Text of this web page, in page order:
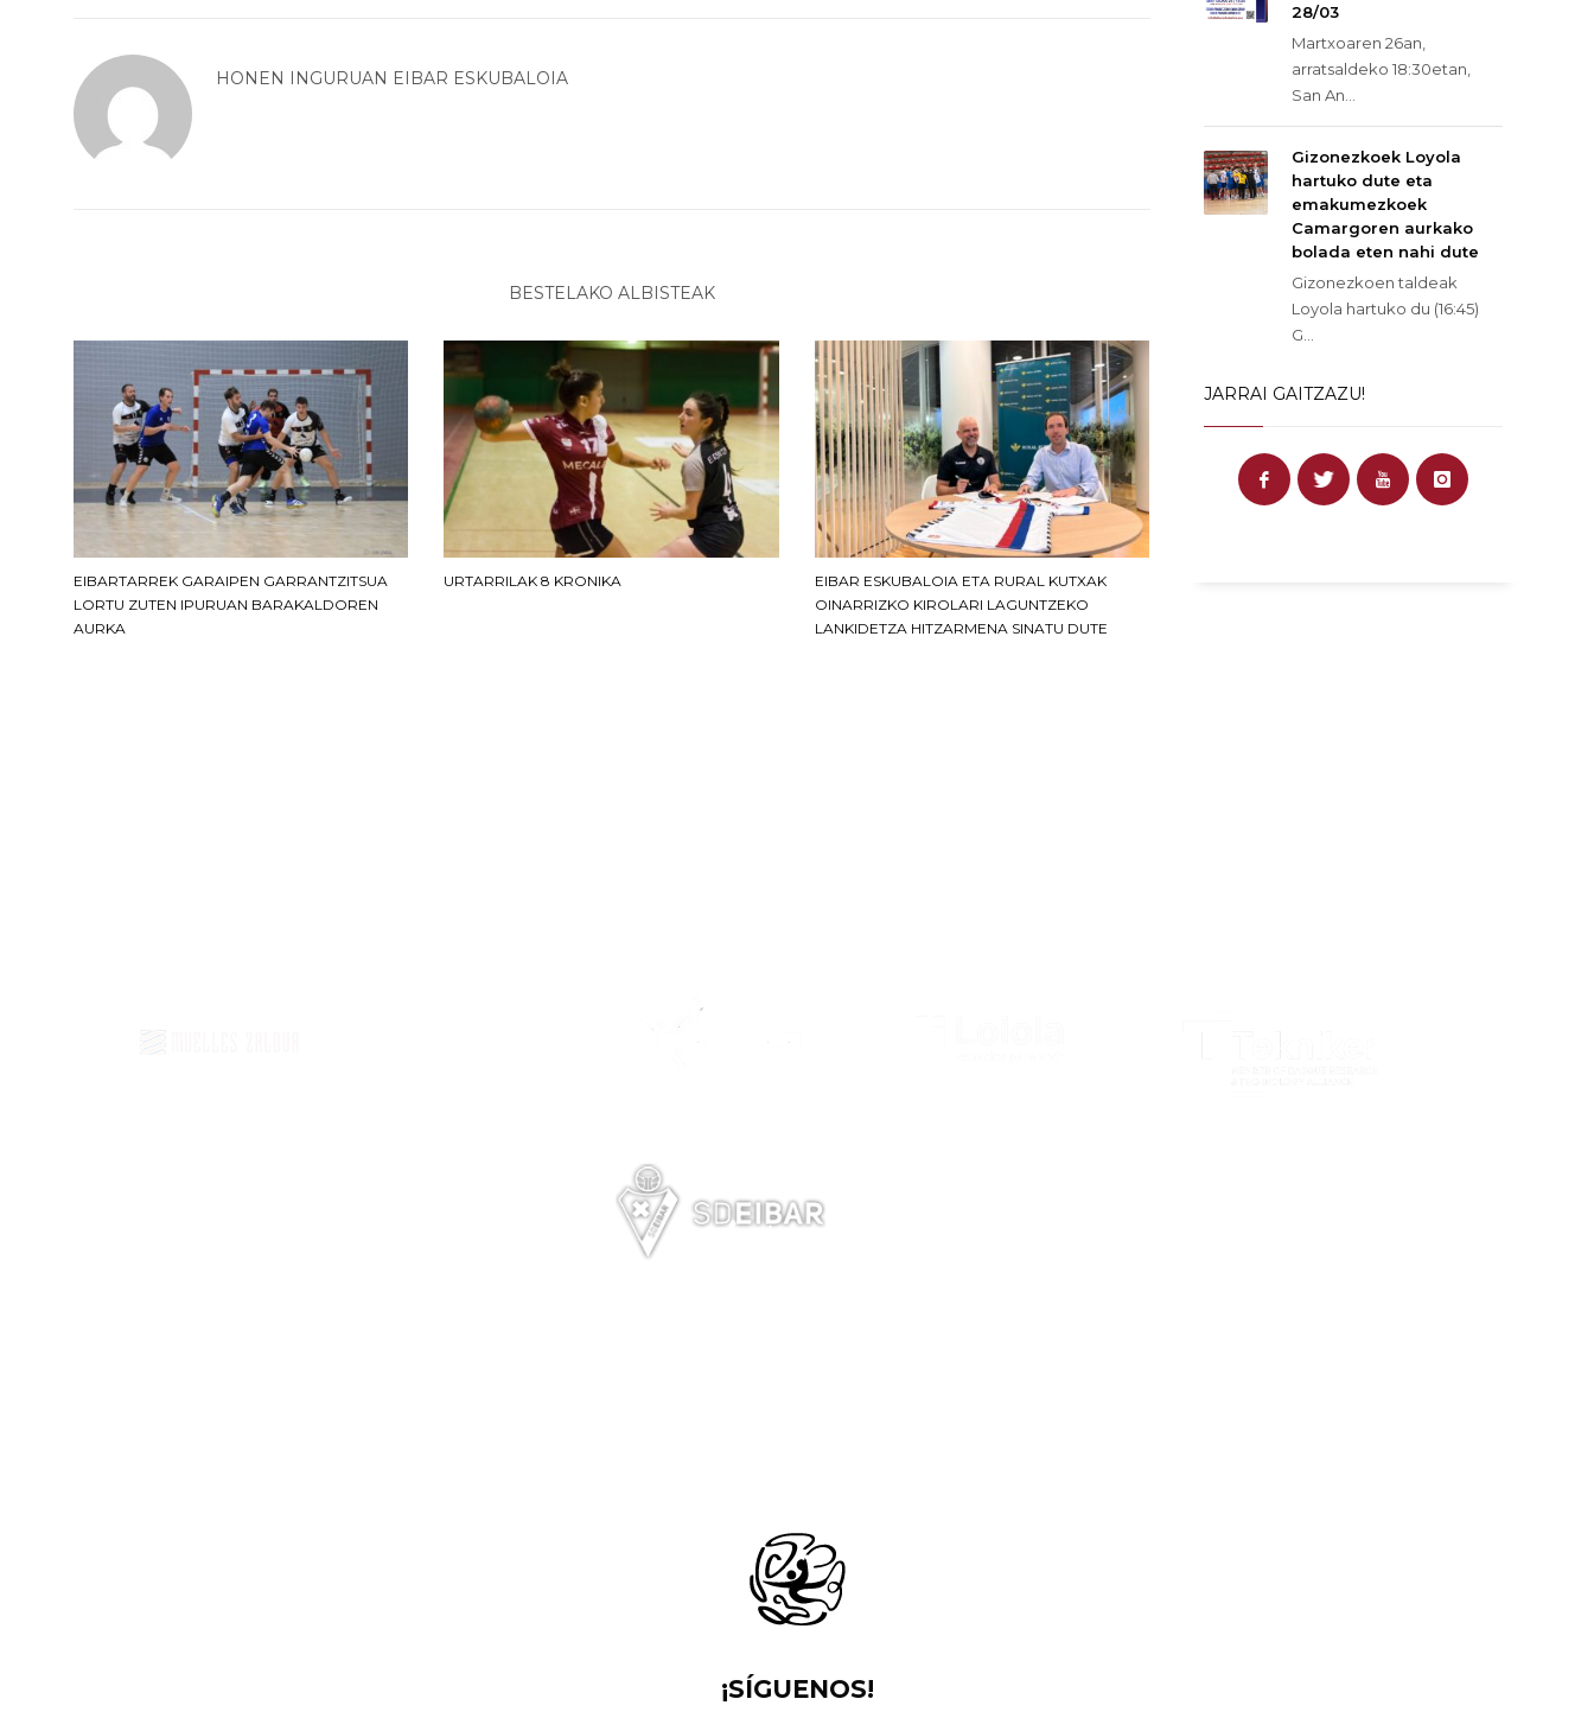
HONEN INGURUAN EIBAR ESKUBALOIA
BESTELAKO ALBISTEAK
EIBARTARREK GARAIPEN GARRANTZITSUA
LORTU ZUTEN IPURUAN BARAKALDOREN
AURKA
URTARRILAK 8 KRONIKA
EIBAR ESKUBALOIA ETA RURAL KUTXAK
OINARRIZKO KIROLARI LAGUNTZEKO
LANKIDETZA HITZARMENA SINATU DUTE
28/03
Martxoaren 26an,
arratsaldeko 18:30etan,
San An...
Gizonezkoek Loyola
hartuko dute eta
emakumezkoek
Camargoren aurkako
bolada eten nahi dute
Gizonezkoen taldeak
Loyola hartuko du (16:45)
G...
JARRAI GAITZAZU!
¡SÍGUENOS!